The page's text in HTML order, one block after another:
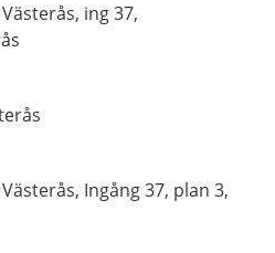
ing 37,
Ingång 37, plan 3,